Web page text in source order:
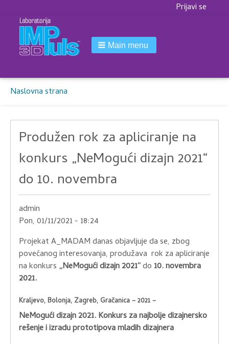
Korisnički
Prijavi se
Main menu
Breadcrumbs
You
here:
Naslovna strana
Produžen rok za apliciranje na
konkurs „NeMogući dizajn 2021“
do 10. novembra
admin
Pon, 01/11/2021 - 18:24
Projekat A_MADAM danas objavljuje da se, zbog
povećanog interesovanja, produžava rok za apliciranje
na konkurs „NeMogući dizajn 2021“do 10. novembra
2021.
Kraljevo, Bolonja, Zagreb, Gračanica – 2021 –
NeMogući dizajn 2021. Konkurs za najbolje dizajnersko
rešenje i izradu prototipova mladih dizajnera